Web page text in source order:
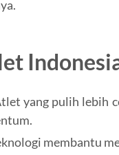
yang pulih lebih
membantu